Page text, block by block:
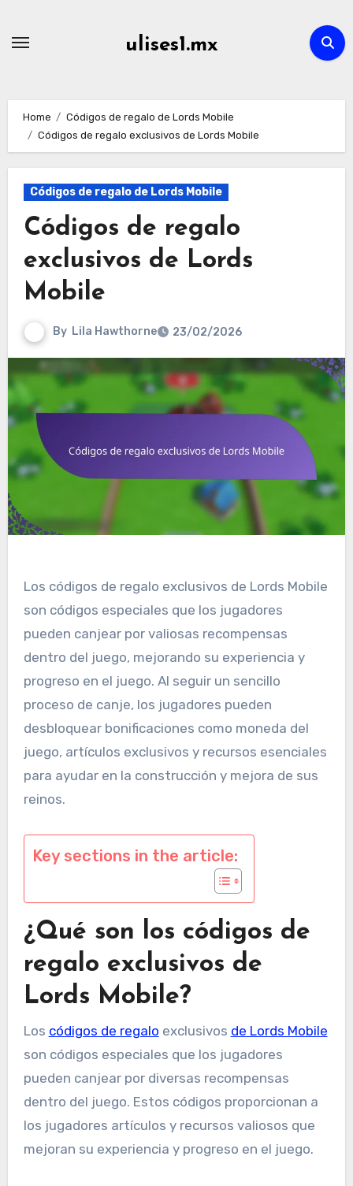
ulises1.mx
Home
Códigos de regalo de Lords Mobile
Códigos de regalo exclusivos de Lords Mobile
Códigos de regalo de Lords Mobile
Códigos de regalo
exclusivos de Lords
Mobile
By Lila Hawthorne 23/02/2026
Los códigos de regalo exclusivos de Lords Mobile
son códigos especiales que los jugadores
pueden canjear por valiosas recompensas
dentro del juego, mejorando su experiencia y
progreso en el juego. Al seguir un sencillo
proceso de canje, los jugadores pueden
desbloquear bonificaciones como moneda del
juego, artículos exclusivos y recursos esenciales
para ayudar en la construcción y mejora de sus
reinos.
Key sections in the article:
¿Qué son los códigos de
regalo exclusivos de
Lords Mobile?
Los códigos de regalo exclusivos de Lords Mobile
son códigos especiales que los jugadores
pueden canjear por diversas recompensas
dentro del juego. Estos códigos proporcionan a
los jugadores artículos y recursos valiosos que
mejoran su experiencia y progreso en el juego.